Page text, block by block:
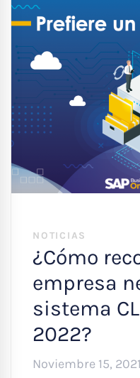
NOTICIAS
¿Cómo
empresa
sistema
2022?
Noviembre 15, 2021